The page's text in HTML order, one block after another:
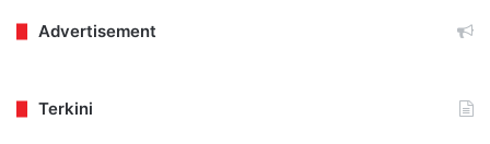
Advertisement
Terkini